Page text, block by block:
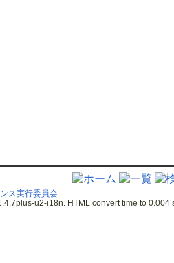
ス実行委員会.
u2-i18n. HTML convert time to 0.004